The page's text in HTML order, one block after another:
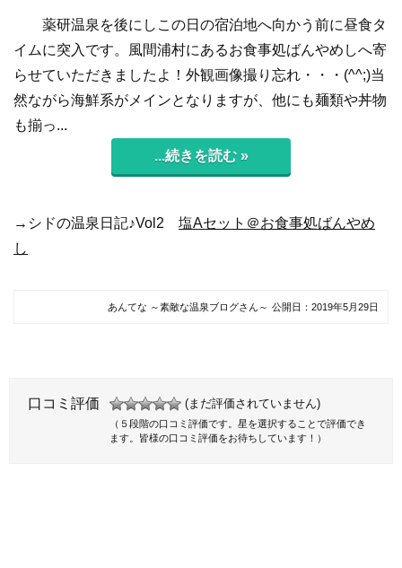
薬研温泉を後にしこの日の宿泊地へ向かう前に昼食タ
イムに突入です。風間浦村にあるお食事処ばんやめしへ寄
らせていただきましたよ！外観画像撮り忘れ・・・(^^;)当
然ながら海鮮系がメインとなりますが、他にも麺類や丼物
も揃っ...
...続きを読む »
→シドの温泉日記♪Vol2 塩Aセット＠お食事処ばんやめ
し
あんてな ～素敵な温泉ブログさん～ 公開日： 2019年5月29日
口コミ評価 (まだ評価されていません)
（５段階の口コミ評価です。星を選択することで評価でき
ます。皆様の口コミ評価をお待ちしています！）